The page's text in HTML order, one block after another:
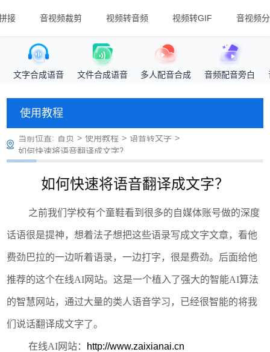
接 音视频裁剪 视频转音频 视频转GIF 音视频
文字合成语音 文件合成语音 多人配音合成 音频配音旁白
使用教程
当前位置: 首页 > 使用教程 > 语音转文字 >
如何快速将语音翻译成文字？
如何快速将语音翻译成文字？
之前我们学校有个童鞋看到很多的自媒体账号做的深度
话语很是提神，想着法子想把这些语录写成文字文章，看他
费劲巴拉的一边听着语录，一边打字，很是费劲。 后面给他
推荐的这个在线AI网站。这是一个植入了强大的智能AI算法
的智慧网站，通过大量的类人语音学习，已经很智能的将我
们说话翻译成文字了。
在线AI网站： http://www.zaixianai.cn